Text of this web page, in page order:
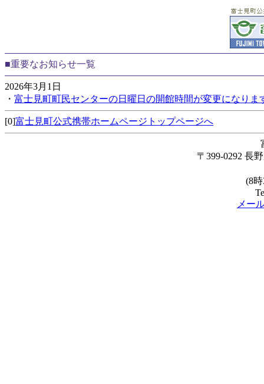
■重要なお知らせ一覧
2026年3月1日
・ 富士見町町民センターの日曜日の開館時間が変更になりま
[0]富士見町公式携帯ホームページトップページへ
〒399-0292 長
(8
メー